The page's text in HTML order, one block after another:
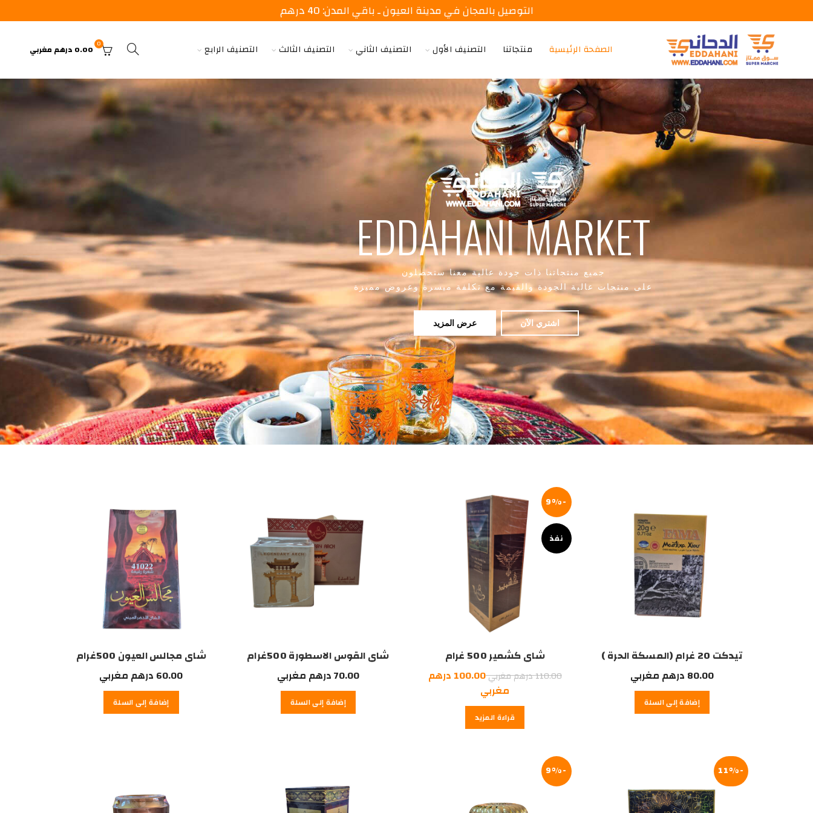
الصفحة الرئيسية منتجاتنا التصنيف الأول التصنيف الثاني التصنيف الثالث التصنيف الرابع 0
0.00 درهم مغربي
EDDAHANI MARKET
جميع منتجاتنا ذات جودة عالية معنا ستحصلون
على منتجات عالية الجودة والقيمة مع تكلفة ميسرة وعروض مميزة
اشتري الآن عرض المزيد
تيدكت 20 غرام (المسكة الحرة )
80.00 درهم مغربي
إضافة إلى السلة
-9%
نفذ
شاي كشمير 500 غرام
110.00درهم مغربيالسعر
الأصلي
هو:
110.00
100.00 درهم
مغربيالسعر
الحالي
هو:
قراءة المزيد
شاي القوس الاسطورة 500غرام
70.00درهم مغربي
إضافة إلى السلة
شاي مجالس العيون 500غرام
60.00 درهم مغربي
إضافة إلى السلة
-11%
-9%
التوصيل بالمجان في مدينة العيون ـ باقي المدن: 40 درهم